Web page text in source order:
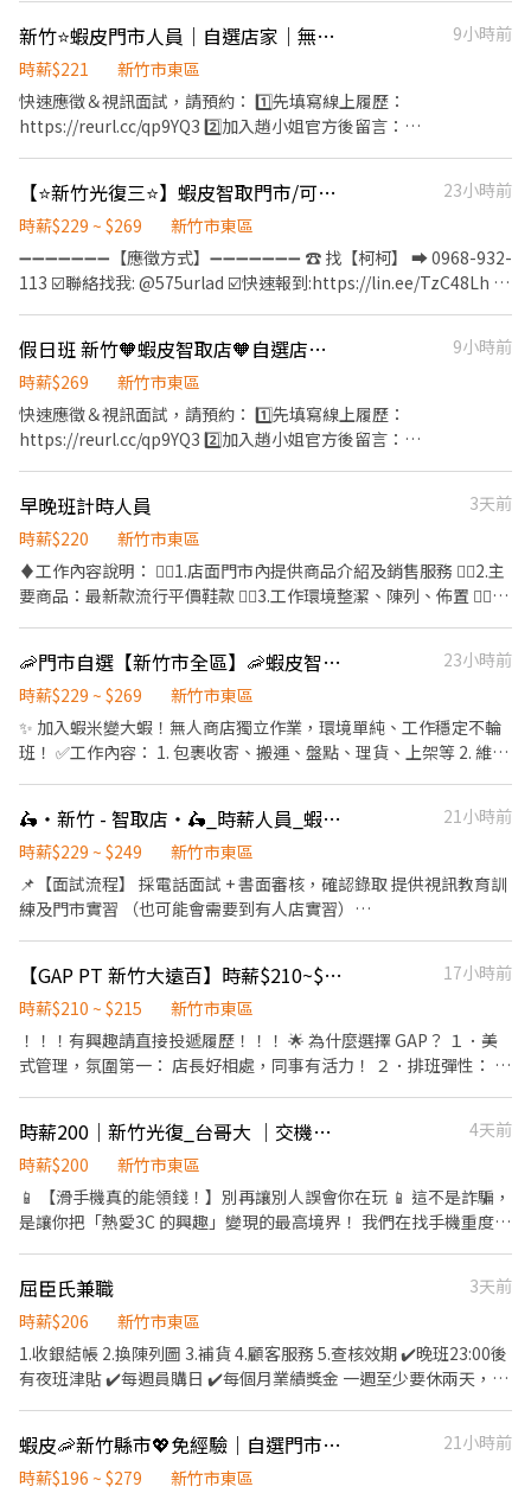
22:30 📅【休假制度】 • 排休制，月休 8～12 天 🎁 超級亮點 💼 勞
健保、新制退休金提撥 💵 節慶禮金、生日禮金、業績獎金 🔧 每年
二次年度獎金發放(夏季獎金、冬季獎金) 🤝 年終尾牙、不定期員工
聚餐 🩺 年資滿半年起享特休獎金 ⛽ 完整的教育訓練 📆 國定假日上
班享雙倍薪資💥 💙 想聯繫我 ☝️ 點選【立即應徵】我會速度回覆
電話＋截圖職缺」就能聯繫上～ 若想參考其他職缺，可以到我的
Threads，看更多更多的職缺喔♬ My Threads：tsaipei_ruby
新竹⭐蝦皮門市人員｜自選店家｜無經驗可｜快速報到❤️
9小時前
時薪$221
新竹市東區
快速應徵＆視訊面試，請預約： 1️⃣先填寫線上履歷：
https://reurl.cc/qp9YQ3 2️⃣加入趙小姐官方後留言：
工作內容： 1. 包裹收寄、搬運、盤點、理貨 2. 協助門市服務與收銀
作業 3. 維持環境清潔 4. 配合調店及支援工作 5. 協助門市日常營運維
護 ✅工作時間： 早班：10:30-17:30 晚班：16:15-22:45、18:45-
22:45 假日班：10:30-22:45 *皆為彈性排班，視情況加班 ＊ 一週至
少給班 4 天（假日需能配合）＊ ✅工作待遇：時薪221 ✅工作地
竹東南店 新竹市東區東南街80號1樓 新竹金山店 新竹市東區金山北
一街116號1樓 新竹建中店 新竹市東區建中路85號1樓 新竹關新店
新竹市東區關新東路360號1樓 😊門市缺額變動很快很快，先搶先贏
＊＊＊＊＊＊＊＊＊＊＊＊＊＊＊＊＊＊＊＊ ☑️至少配合四個月以
上 ☑️ 需配合加班，搬運重物（約 15 公斤） 💡皆會提供完整教育訓
練＋店面實習，新手也OK！💡
【⭐新竹光復三⭐】蝦皮智取門市/可兼職/有教育訓練/無經驗可/蝦智EQ
23小時前
時薪$229 ~ $269
新竹市東區
➖➖➖➖➖➖➖【應徵方式】➖➖➖➖➖➖➖ ☎️ 找【柯柯】 ➡ 0968-932-
113 ☑️聯絡找我: @575urlad ☑️快速報到:https://lin.ee/TzC48Lh 加
班/兼職全班 【工作內容】 ▲協助門市營運：包裹收寄、搬運、盤
點、理貨、上架、進貨、補貨等 ▲維持門市作業區環境、清潔維護
作業 ▲需配合單日騎車跑點 【將有教育訓練及門市實習】 【工作時
間】 ➡️兼職➡️ ⭕早班：
07:00~12:00/07:30~12:30/08:00~13:00/08:30~13:30(彈性排班) ⭕
1330 & 1730-0000 ▶實際排班補充：(實際排班依區經理安排為主)
上午 : 7:00-8:30之間到班 , 2-5小時 晚上 : 17:30-18:30之間到班 , 2-
市安排為主。 • 跑點範圍：工作型態為每日跑點約3–10家門市，跑
點距離約16km內。 (需有交通工具) ✅六日兩天都要能配合排班喔
~♥ 【薪資待遇】 ➡️兼職，時薪229-269 (教育訓練及實習皆有支
薪) 【休假制度】 一周至少可配合4天(假日需可配合排班，依排班主
一段45號1樓
假日班 新竹🧡蝦皮智取店🧡自選店家｜無經驗可｜快速報到
9小時前
時薪$269
新竹市東區
快速應徵＆視訊面試，請預約： 1️⃣先填寫線上履歷：
https://reurl.cc/qp9YQ3 2️⃣加入趙小姐官方後留言：
工作內容： 1. 包裹收寄、搬運、盤點、理貨、上架等 2. 維持門市作
業區環境、清潔維護作業 3. 智取店為無人商店，有單日跑點1-5間
門市 4. 須配合蝦皮店到店工作內容調整 5. 須配合鄰近有人店門市支
援 ✅工作時間： 早班：07:00~08:30起班-13:30 晚班：17:30~18:30
=$229 晚班另有獎金+20=時薪$249 夜班$269 ✅工作地點：(可自選
店點) 新竹光復三 - 智取店 新竹市東區光復路一段45號1樓 新竹明湖
南大路382號1樓 新竹慈雲 - 智取店 新竹市東區慈雲路125號1、2樓
新竹鐵道 - 智取店 新竹市東區鐵道路一段28巷81號1樓 夜班 新竹寶
山 - 智取店 新竹市東區寶山路35號1樓 ☑️需有機車&駕照 ☑️至少配合
四個月以上 💡皆會提供完整教育訓練＋店面實習，新手也OK！💡
💡員工福利：享汽機車油資補貼、修繕補貼、推薦獎金
早晚班計時人員
3天前
時薪$220
新竹市東區
♦️工作內容說明： 👉🏻1.店面門市內提供商品介紹及銷售服務 👉🏻2.主
要商品：最新款流行平價鞋款 👉🏻3.工作環境整潔、陳列、佈置 👉🏻4.
🦐門市自選【新竹市全區】🦐蝦皮智取店 /快速報到 💰時薪 229-269
23小時前
時薪$229 ~ $269
新竹市東區
✨ 加入蝦米變大蝦！無人商店獨立作業，環境單純、工作穩定不輪
班！ ✅工作內容： 1. 包裹收寄、搬運、盤點、理貨、上架等 2. 維持
門市支援 🌙🌙夜班說明🌙🌙 工作型態：為每日跑點約3–10家門市，
跑點距離約16km內 需可配合(早班/晚班)擇一於門市安排受訓 🔔需
有機車&駕照🔔 ⸻ ✅工作時間： 🔹早班：07:00-12:00、07:30-
12:30、08:00-13:00、08:30-13:30 🔹晚班：17:30-22:30、17:30-
🔹假日早班：07:00-12:00 🔹假日晚班：17:30-23:30 (上班時數為
2~6小時，一個月至少6天，依實際情況而定) ⸻ ✅工作待遇：
薪$269 ━━━━━━━━━━━━━ 📍 【熱門開缺地點】新竹市
東區、北區、香山區 ━━━━━━━━━━━━ 📩 【火速卡位應徵
流程】 ➊ 點擊填寫廠商制式履歷（1分鐘完成，快速安排送審）：
👉https://reurl.cc/Wbek79 🔒 【隱私防線】個資僅供廠商審核，敏
感欄位（身分證/詳細地址）錄取前皆可先不填！ ➋加入留言： 👉
https://lin.ee/OBnhVN5 私訊留下 ⌜姓名+電話 +應徵蝦皮門市人
員」💥
🛵・新竹 - 智取店・🛵_時薪人員_蝦皮店到店
21小時前
時薪$229 ~ $249
新竹市東區
📌【面試流程】 採電話面試 + 書面審核，確認錄取 提供視訊教育訓
練及門市實習 （也可能會需要到有人店實習）
護作業 一天會跑2-4間鄰近門市，跑點距離約 10 公里內 （也可能會
需要到有人店支援理貨） 必須自備機車🛵
~*~*~*~*~*~*~*~*~*~*~*~*~*~*~*~*~*~ 📌【上班班別＆排班說
明】 ☑︎早班：07:00 - 13:30 時段內區間安排 ______ 彈性07:00 -
情況排班，不一定會做滿整個時段 ⭐ 實際工時通常是 2 - 4小時，無
固定時數 ⭐ 時間都有可能會因貨物量多與少做調整 ⭐ 貨物量多少，
天 ☑︎ 假日：每週至少配合 1 天
~*~*~*~*~*~*~*~*~*~*~*~*~*~*~*~*~*~ 📌【薪資計算】 基本時
薪：$196/時 油資津貼：$8/時 區域津貼：$25/時 晚班津貼：$20/時
(17:30-23:30) 夜班津貼：$40/時 (23:30-03:30)
限!! 請把握機會❗ 🛵・🛵・🛵・🛵・🛵・🛵・🛵・🛵・🛵 🧡心💛動💚
不💙如💜馬🤎上🖤行🤍動💖 ______ 🛵 有職缺門市如下 🛵 ______
新竹北新 - 智取店 新竹市北區北新街135號1樓 新竹四維 - 智取店 新
竹市北區四維路36號1樓 新竹湳中 - 智取店 新竹市北區湳中街107號
1樓 新竹光復三 - 智取店 新竹市東區光復路一段45號1樓 新竹慈雲 -
智取店 新竹市東區慈雲路125號1、2樓 新竹明湖 - 智取店 新竹市東
區明湖路698號1樓 新竹竹蓮 - 智取店 新竹市東區南大路382號1樓
【GAP PT 新竹大遠百】時薪$210~$215・無經驗可・排班超彈性！
17小時前
時薪$210 ~ $215
新竹市東區
！！！有興趣請直接投遞履歷！！！ 🌟 為什麼選擇 GAP？ １．美
式管理，氛圍第一： 店長好相處，同事有活力！ ２．排班彈性： 每
職場起點！ ４．營運穩定，安心打工 🕶 工作內容 １．提供顧客良
好的服務 ２．提供個人穿搭建議 ３．輔助陳列工作，維持良好的購
物環境 🕒 我們希望你（排班需求） 每次排班至少 4 小時，每週至少
排 20 小時。 ．平日： 每週能給班 3 天(含)以上 ．假日： 每月 8 天
07:00上班；最晚半夜01:00下班
時薪200｜新竹光復_台哥大 ｜交機工讀生
4天前
時薪$200
新竹市東區
📱 【滑手機真的能領錢！】別再讓別人誤會你在玩 📱 這不是詐騙，
是讓你把「熱愛3C 的興趣」變現的最高境界！ 我們在找手機重度使
客人把舊照片、資料安全從舊手機移到新手機（成就感爆棚！）。
功能導覽員： 帥氣地展示新手機隱藏小技巧。 - ⏰ 賺錢時段（學業
荷包兼顧） 17:30 - 20:30（3小時） 17:00 - 21:00（4小時） 給班要
求： 每週排 4-5 天。 尊榮時薪： 200 元。 - 🎯 誰是我們要找的「本
師： 追求穩定工讀，不會突然人間蒸發。 守時模範生： 知道 17:00
就是 17:00，不是 17:05。 - ⚠️ 面試官的真心告白 手速要快： 職缺
屈臣氏兼職
3天前
時薪$206
新竹市東區
1.收銀結帳 2.換陳列圖 3.補貨 4.顧客服務 5.查核效期 ✔️晚班23:00後
有夜班津貼 ✔️每週員購日 ✔️每個月業績獎金 一週至少要休兩天，輪
蝦皮🦐新竹縣市💖免經驗｜自選門市｜高時薪｜高錄取｜包裹理貨員📦立即上工
21小時前
時薪$196 ~ $279
新竹市東區